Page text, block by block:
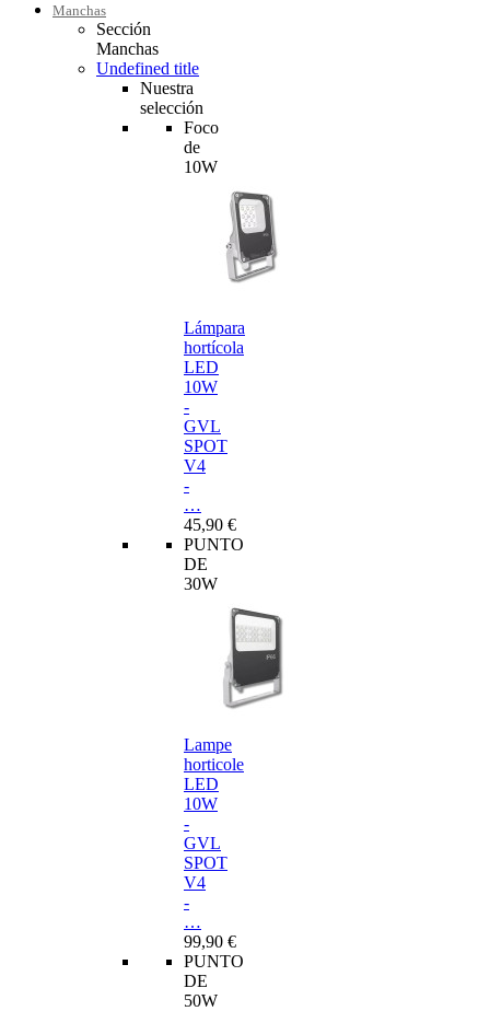
Manchas
Sección
Manchas
Undefined title
Nuestra
selección
Foco
de
10W
Lámpara
hortícola
LED
10W
-
GVL
SPOT
V4
-
…
45,90 €
PUNTO
DE
30W
Lampe
horticole
LED
10W
-
GVL
SPOT
V4
-
…
99,90 €
PUNTO
DE
50W